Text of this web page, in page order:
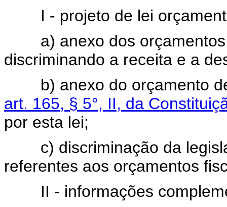
I - projeto de lei
a) anexo dos orçamentos
discriminando a receita e a
b) anexo do orçamento de
art. 165, § 5°, II, da
por esta lei;
c) discriminação da
referentes aos orçamentos
II - informações